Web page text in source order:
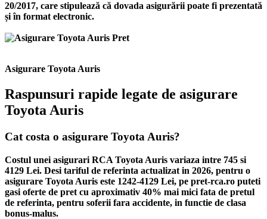
20/2017, care stipulează că dovada asigurării poate fi prezentată
și în format electronic.
Asigurare Toyota Auris
Raspunsuri rapide legate de asigurare
Toyota Auris
Cat costa o asigurare Toyota Auris?
Costul unei asigurari RCA Toyota Auris variaza intre 745 si
4129 Lei. Desi tariful de referinta actualizat in 2026, pentru o
asigurare Toyota Auris este 1242-4129 Lei, pe pret-rca.ro puteti
gasi oferte de pret cu aproximativ 40% mai mici fata de pretul
de referinta, pentru soferii fara accidente, in functie de clasa
bonus-malus.